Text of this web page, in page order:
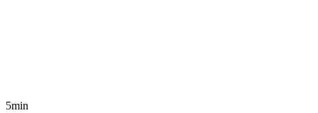
5min